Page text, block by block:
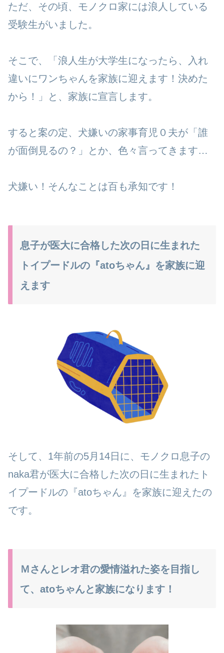
ただ、その頃、モノクロ家には浪人している
受験生がいました。
そこで、「浪人生が大学生になったら、入れ
違いにワンちゃんを家族に迎えます！決めた
から！」と、家族に宣言します。
すると案の定、犬嫌いの家事育児０夫が「誰
が面倒見るの？」とか、色々言ってきます…
犬嫌い！そんなことは百も承知です！
息子が医大に合格した次の日に生まれた
トイプードルの『atoちゃん』を家族に迎
えます
そして、1年前の5月14日に、モノクロ息子の
naka君が医大に合格した次の日に生まれたト
イプードルの『atoちゃん』を家族に迎えたの
です。
Ｍさんとレオ君の愛情溢れた姿を目指し
て、atoちゃんと家族になります！